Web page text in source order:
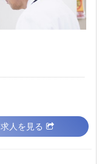
求人を見る